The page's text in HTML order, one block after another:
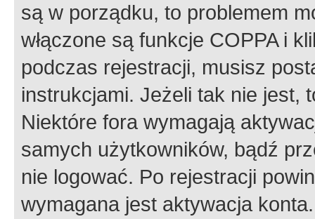
są w porządku, to problemem
włączone są funkcje COPPA i
podczas rejestracji, musisz
instrukcjami. Jeżeli tak nie jest,
Niektóre fora wymagają
samych użytkowników, bądź
nie logować. Po rejestracji
wymagana jest aktywacja